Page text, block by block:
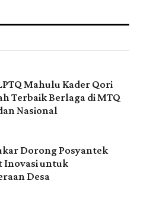
Mahulu Kader Qori
Terbaik Berlaga di MTQ
Nasional
Dorong Posyantek
Inovasi untuk
Desa